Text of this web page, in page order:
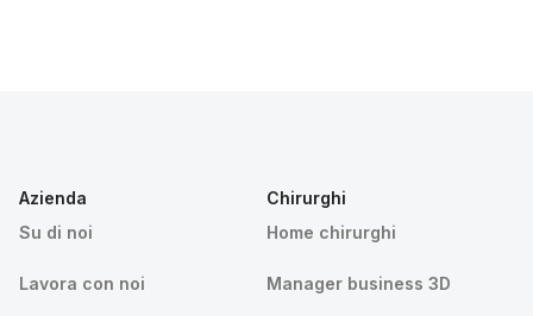
Azienda
Su di noi
Lavora con noi
Chirurghi
Home chirurghi
Manager business 3D